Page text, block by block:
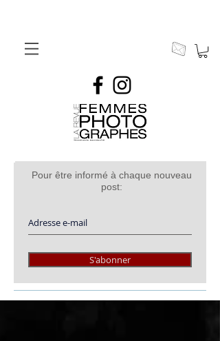
Pour être informé à chaque nouveau
post:
S'abonner